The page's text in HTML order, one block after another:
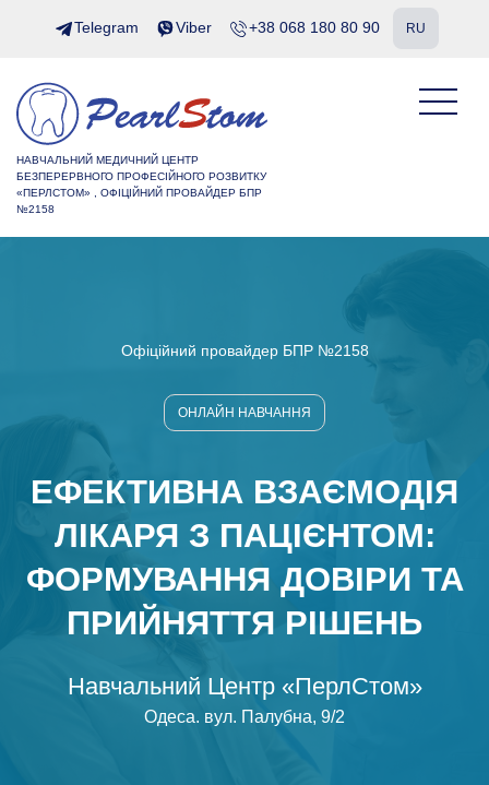
Telegram Viber +38 068 180 80 90 RU
НАВЧАЛЬНИЙ МЕДИЧНИЙ ЦЕНТР
БЕЗПЕРЕРВНОГО ПРОФЕСІЙНОГО РОЗВИТКУ
«ПЕРЛСТОМ» , ОФІЦІЙНИЙ ПРОВАЙДЕР БПР
№2158
Офіційний провайдер БПР №2158
ОНЛАЙН НАВЧАННЯ
ЕФЕКТИВНА ВЗАЄМОДІЯ
ЛІКАРЯ З ПАЦІЄНТОМ:
ФОРМУВАННЯ ДОВІРИ ТА
ПРИЙНЯТТЯ РІШЕНЬ
Навчальний Центр «ПерлСтом»
Одеса. вул. Палубна, 9/2